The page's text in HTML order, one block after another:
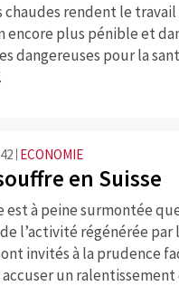
chaudes rendent le travail
plus pénible et
dangereuses pour la
ECONOMIE
en Suisse
est à peine surmontée
l’activité régénérée par
invités à la prudence
un